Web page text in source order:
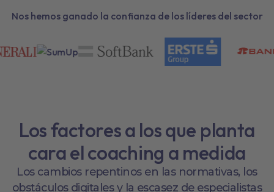
Nos hemos ganado la confianza de los líderes del sector
Los factores a los que planta
cara el coaching a medida
Los cambios repentinos en las normativas, los
obstáculos digitales y la escasez de especialistas